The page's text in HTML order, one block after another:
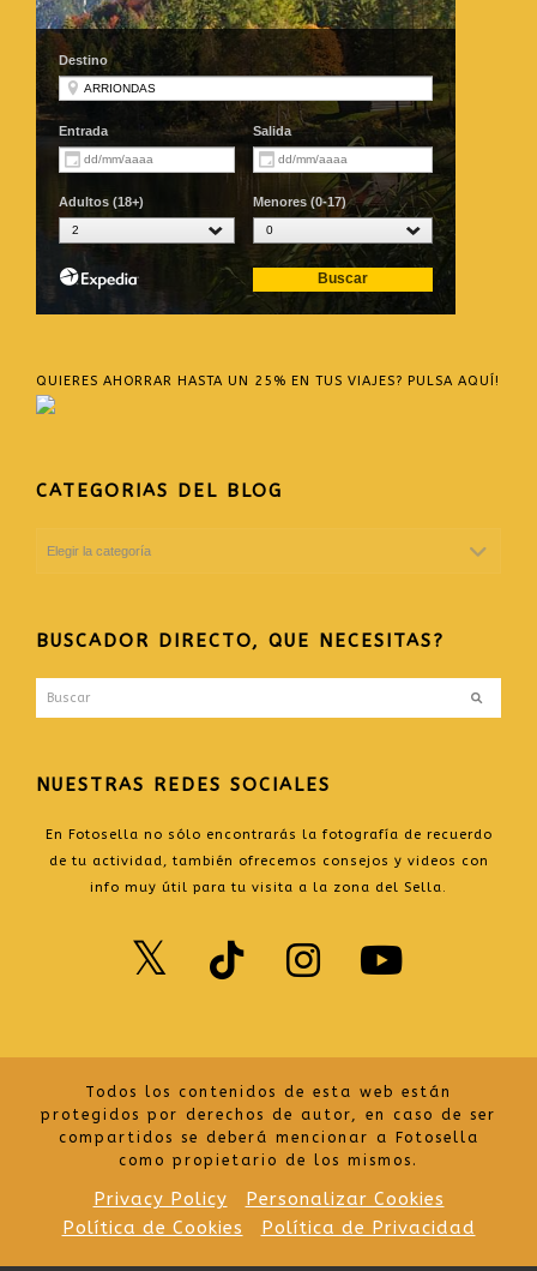
QUIERES AHORRAR HASTA UN 25% EN TUS VIAJES? PULSA AQUÍ!
CATEGORIAS DEL BLOG
BUSCADOR DIRECTO, QUE NECESITAS?
Buscar
NUESTRAS REDES SOCIALES
En Fotosella no sólo encontrarás la fotografía de recuerdo
de tu actividad, también ofrecemos consejos y videos con
info muy útil para tu visita a la zona del Sella.
Twitter
TikTok
Todos los contenidos de esta web están
protegidos por derechos de autor, en caso de ser
compartidos se deberá mencionar a Fotosella
como propietario de los mismos.
Privacy Policy
Personalizar Cookies
Política de Cookies
Política de Privacidad